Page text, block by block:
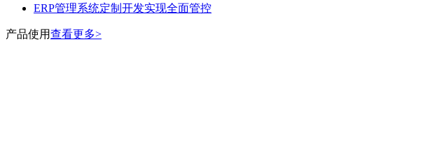
ERP管理系统定制开发实现全面管控
产品使用查看更多>